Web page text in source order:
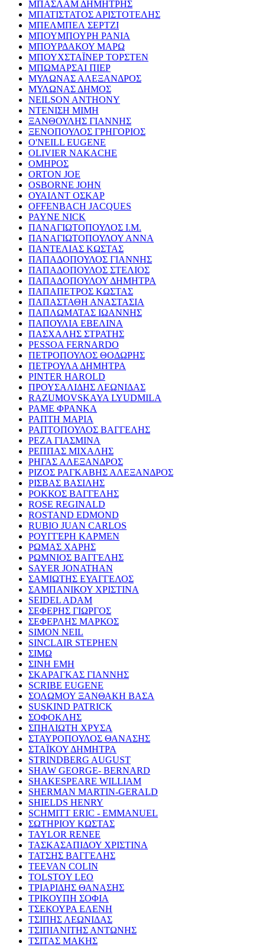
ΜΠΑΣΛΑΜ ΔΗΜΗΤΡΗΣ
ΜΠΑΤΙΣΤΑΤΟΣ ΑΡΙΣΤΟΤΕΛΗΣ
ΜΠΕΛΜΠΕΛ ΣΕΡΤΖΙ
ΜΠΟΥΜΠΟΥΡΗ ΡΑΝΙΑ
ΜΠΟΥΡΔΑΚΟΥ ΜΑΡΩ
ΜΠΟΥΧΣΤΑΪΝΕΡ ΤΟΡΣΤΕΝ
ΜΠΩΜΑΡΣΑΙ ΠΙΕΡ
ΜΥΛΩΝΑΣ ΑΛΕΞΑΝΔΡΟΣ
ΜΥΛΩΝΑΣ ΔΗΜΟΣ
NEILSON ANTHONY
ΝΤΕΝΙΣΗ ΜΙΜΗ
ΞΑΝΘΟΥΛΗΣ ΓΙΑΝΝΗΣ
ΞΕΝΟΠΟΥΛΟΣ ΓΡΗΓΟΡΙΟΣ
O'NEILL EUGENE
OLIVIER NAKACHE
ΟΜΗΡΟΣ
ORTON JOE
OSBORNE JOHN
ΟΥΑΙΛΝΤ ΟΣΚΑΡ
OFFENBACH JACQUES
PAYNE NICK
ΠΑΝΑΓΙΩΤΟΠΟΥΛΟΣ Ι.Μ.
ΠΑΝΑΓΙΩΤΟΠΟΥΛΟΥ ΑΝΝΑ
ΠΑΝΤΕΛΙΑΣ ΚΩΣΤΑΣ
ΠΑΠΑΔΟΠΟΥΛΟΣ ΓΙΑΝΝΗΣ
ΠΑΠΑΔΟΠΟΥΛΟΣ ΣΤΕΛΙΟΣ
ΠΑΠΑΔΟΠΟΥΛΟΥ ΔΗΜΗΤΡΑ
ΠΑΠΑΠΕΤΡΟΣ ΚΩΣΤΑΣ
ΠΑΠΑΣΤΑΘΗ ΑΝΑΣΤΑΣΙΑ
ΠΑΠΛΩΜΑΤΑΣ ΙΩΑΝΝΗΣ
ΠΑΠΟΥΛΙΑ ΕΒΕΛΙΝΑ
ΠΑΣΧΑΛΗΣ ΣΤΡΑΤΗΣ
PESSOA FERNARDO
ΠΕΤΡΟΠΟΥΛΟΣ ΘΟΔΩΡΗΣ
ΠΕΤΡΟΥΛΑ ΔΗΜΗΤΡΑ
PINTER HAROLD
ΠΡΟΥΣΑΛΙΔΗΣ ΛΕΩΝΙΔΑΣ
RAZUMOVSKAYA LYUDMILA
ΡΑΜΕ ΦΡΑΝΚΑ
ΡΑΠΤΗ ΜΑΡΙΑ
ΡΑΠΤΟΠΟΥΛΟΣ ΒΑΓΓΕΛΗΣ
ΡΕΖΑ ΓΙΑΣΜΙΝΑ
ΡΕΠΠΑΣ ΜΙΧΑΛΗΣ
ΡΗΓΑΣ ΑΛΕΞΑΝΔΡΟΣ
ΡΙΖΟΣ ΡΑΓΚΑΒΗΣ ΑΛΕΞΑΝΔΡΟΣ
ΡΙΣΒΑΣ ΒΑΣΙΛΗΣ
ΡΟΚΚΟΣ ΒΑΓΓΕΛΗΣ
ROSE REGINALD
ROSTAND EDMOND
RUBIO JUAN CARLOS
ΡΟΥΓΓΕΡΗ ΚΑΡΜΕΝ
ΡΩΜΑΣ ΧΑΡΗΣ
ΡΩΜΝΙΟΣ ΒΑΓΓΕΛΗΣ
SAYER JONATHAN
ΣΑΜΙΩΤΗΣ ΕΥΑΓΓΕΛΟΣ
ΣΑΜΠΑΝΙΚΟΥ ΧΡΙΣΤΙΝΑ
SEIDEL ADAM
ΣΕΦΕΡΗΣ ΓΙΩΡΓΟΣ
ΣΕΦΕΡΛΗΣ ΜΑΡΚΟΣ
SIMON NEIL
SINCLAIR STEPHEN
ΣΙΜΩ
ΣΙΝΗ ΕΜΗ
ΣΚΑΡΑΓΚΑΣ ΓΙΑΝΝΗΣ
SCRIBE EUGENE
ΣΟΛΩΜΟΥ ΞΑΝΘΑΚΗ ΒΑΣΑ
SUSKIND PATRICK
ΣΟΦΟΚΛΗΣ
ΣΠΗΛΙΩΤΗ ΧΡΥΣΑ
ΣΤΑΥΡΟΠΟΥΛΟΣ ΘΑΝΑΣΗΣ
ΣΤΑΪΚΟΥ ΔΗΜΗΤΡΑ
STRINDBERG AUGUST
SHAW GEORGE- BERNARD
SHAKESPEARE WILLIAM
SHERMAN MARTIN-GERALD
SHIELDS HENRY
SCHMITT ERIC - EMMANUEL
ΣΩΤΗΡΙΟΥ ΚΩΣΤΑΣ
TAYLOR RENEE
ΤΑΣΚΑΣΑΠΙΔΟΥ ΧΡΙΣΤΙΝΑ
ΤΑΤΣΗΣ ΒΑΓΓΕΛΗΣ
TEEVAN COLIN
TOLSTOY LEO
ΤΡΙΑΡΙΔΗΣ ΘΑΝΑΣΗΣ
ΤΡΙΚΟΥΠΗ ΣΟΦΙΑ
ΤΣΕΚΟΥΡΑ ΕΛΕΝΗ
ΤΣΙΠΗΣ ΛΕΩΝΙΔΑΣ
ΤΣΙΠΙΑΝΙΤΗΣ ΑΝΤΩΝΗΣ
ΤΣΙΤΑΣ ΜΑΚΗΣ